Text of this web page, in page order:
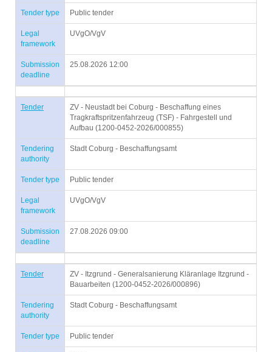
Tender type Public tender
Legal
framework
UVgO/VgV
Submission
deadline
25.08.2026 12:00
Tender
ZV - Neustadt bei Coburg - Beschaffung eines
Tragkraftspritzenfahrzeug (TSF) - Fahrgestell und
Aufbau (1200-0452-2026/000855)
Tendering
authority
Stadt Coburg - Beschaffungsamt
Tender type Public tender
Legal
framework
UVgO/VgV
Submission
deadline
27.08.2026 09:00
Tender
ZV - Itzgrund - Generalsanierung Kläranlage Itzgrund -
Bauarbeiten (1200-0452-2026/000896)
Tendering
authority
Stadt Coburg - Beschaffungsamt
Tender type Public tender